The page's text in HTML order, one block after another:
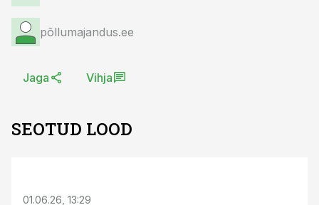
põllumajandus.ee
Jaga Vihja
SEOTUD LOOD
01.06.26, 13:29